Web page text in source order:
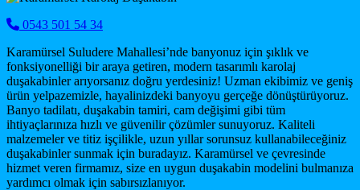
0543 501 54 34
Karamürsel Suludere Mahallesi’nde banyonuz için şıklık ve
fonksiyonelliği bir araya getiren, modern tasarımlı karolaj
duşakabinler arıyorsanız doğru yerdesiniz! Uzman ekibimiz ve geniş
ürün yelpazemizle, hayalinizdeki banyoyu gerçeğe dönüştürüyoruz.
Banyo tadilatı, duşakabin tamiri, cam değişimi gibi tüm
ihtiyaçlarınıza hızlı ve güvenilir çözümler sunuyoruz. Kaliteli
malzemeler ve titiz işçilikle, uzun yıllar sorunsuz kullanabileceğiniz
duşakabinler sunmak için buradayız. Karamürsel ve çevresinde
hizmet veren firmamız, size en uygun duşakabin modelini bulmanıza
yardımcı olmak için sabırsızlanıyor.